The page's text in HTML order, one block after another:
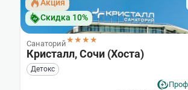
Акция
Скидка 10%
Санаторий★★★★
Кристалл, Сочи (Хоста)
Детокс